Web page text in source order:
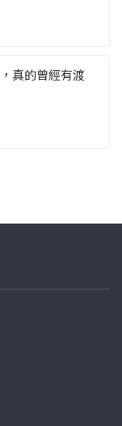
真的曾經有渡